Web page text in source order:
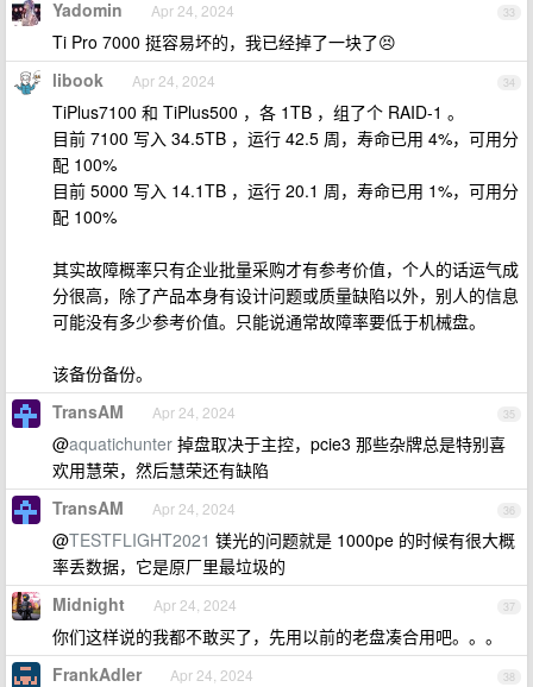
33
Yadomin Apr 24, 2024
Ti Pro 7000 挺容易坏的，我已经掉了一块了😣
34
libook Apr 24, 2024
TiPlus7100 和 TiPlus500 ，各 1TB ，组了个 RAID-1 。
目前 7100 写入 34.5TB ，运行 42.5 周，寿命已用 4%，可用分
配 100%
目前 5000 写入 14.1TB ，运行 20.1 周，寿命已用 1%，可用分
配 100%
其实故障概率只有企业批量采购才有参考价值，个人的话运气成
分很高，除了产品本身有设计问题或质量缺陷以外，别人的信息
可能没有多少参考价值。只能说通常故障率要低于机械盘。
该备份备份。
35
TransAM Apr 24, 2024
@aquatichunter 掉盘取决于主控，pcie3 那些杂牌总是特别喜
欢用慧荣，然后慧荣还有缺陷
36
TransAM Apr 24, 2024
@TESTFLIGHT2021 镁光的问题就是 1000pe 的时候有很大概
率丢数据，它是原厂里最垃圾的
37
Midnight Apr 24, 2024
你们这样说的我都不敢买了，先用以前的老盘凑合用吧。。。
38
FrankAdler Apr 24, 2024